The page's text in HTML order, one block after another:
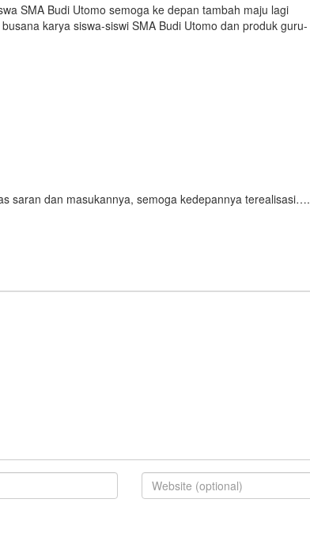
SMA Budi Utomo semoga ke depan tambah maju lagi
karya siswa-siswi SMA Budi Utomo dan produk guru-
saran dan masukannya, semoga kedepannya terealisasi….